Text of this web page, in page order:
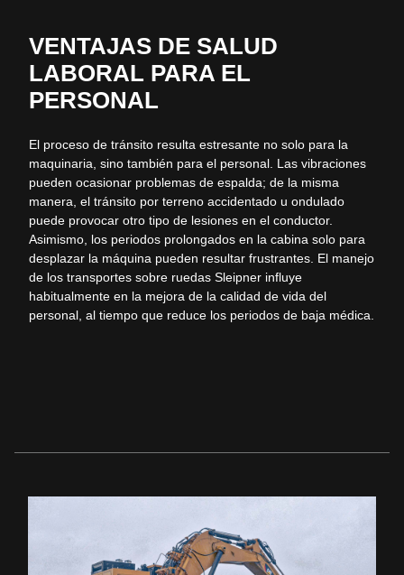
VENTAJAS DE SALUD
LABORAL PARA EL
PERSONAL
El proceso de tránsito resulta estresante no solo para la
maquinaria, sino también para el personal. Las vibraciones
pueden ocasionar problemas de espalda; de la misma
manera, el tránsito por terreno accidentado u ondulado
puede provocar otro tipo de lesiones en el conductor.
Asimismo, los periodos prolongados en la cabina solo para
desplazar la máquina pueden resultar frustrantes. El manejo
de los transportes sobre ruedas Sleipner influye
habitualmente en la mejora de la calidad de vida del
personal, al tiempo que reduce los periodos de baja médica.